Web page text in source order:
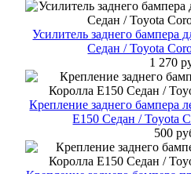
Усилитель заднего бампера
Седан / Toyota
1 270
Крепление заднего бампера
Е150 Седан / Toyota
500